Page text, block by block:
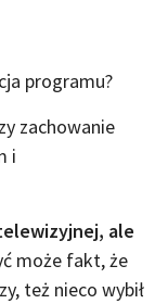
programu?
zachowanie
i
ale
może fakt, że
też nieco wybił